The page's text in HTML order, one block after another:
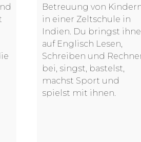
Betreuung von
in einer Zeltschule in
Indien. Du bringst
auf Englisch Lesen,
Schreiben und
bei, singst, bastelst,
machst Sport und
spielst mit ihnen.